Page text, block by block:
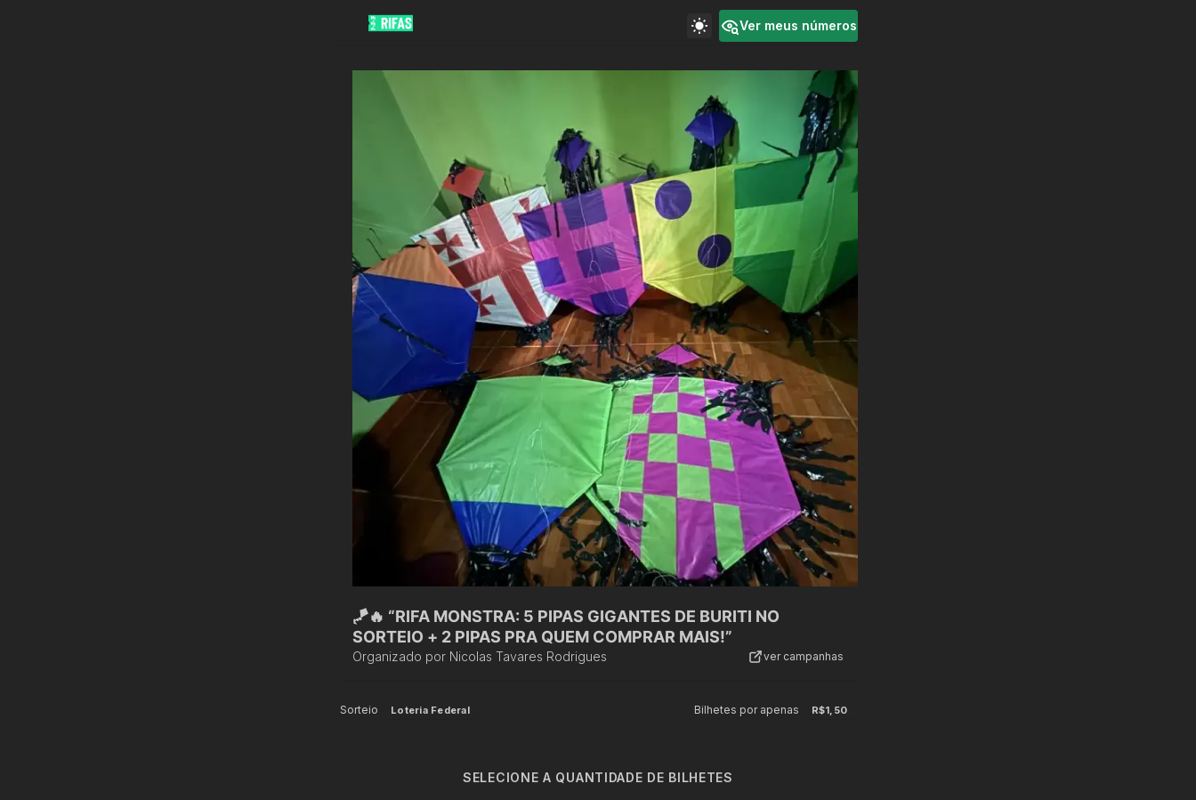
Ver meus números
🪁🔥 “RIFA MONSTRA: 5 PIPAS GIGANTES DE BURITI NO
SORTEIO + 2 PIPAS PRA QUEM COMPRAR MAIS!”
Organizado por Nicolas Tavares Rodrigues ver campanhas
Sorteio Loteria Federal Bilhetes por apenas R$1,50
SELECIONE A QUANTIDADE DE BILHETES